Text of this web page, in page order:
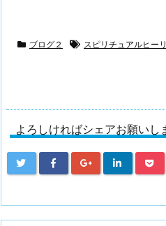
ブログ２ スピリチュアルヒー
よろしければシェアお願いし